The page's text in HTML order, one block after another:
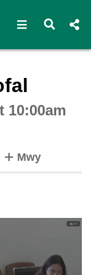
Open Open
10:00am
Mwyo dabiau